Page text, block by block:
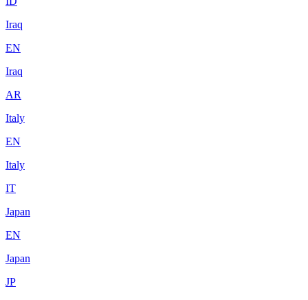
Iraq
EN
Iraq
AR
Italy
EN
Italy
IT
Japan
EN
Japan
JP